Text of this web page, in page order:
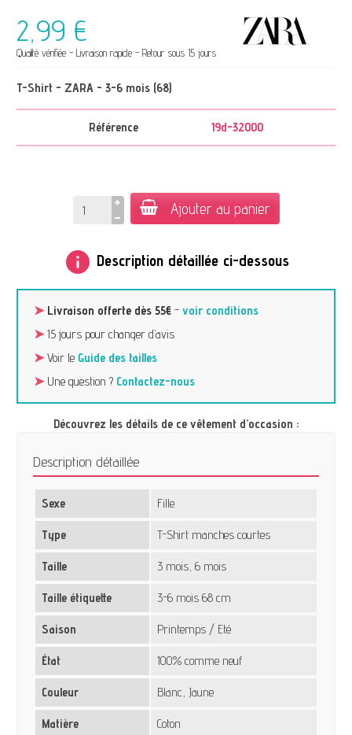
2,99 €
Qualité vérifiée - Livraison rapide - Retour sous 15 jours
T-Shirt - ZARA - 3-6 mois (68)
Référence 19d-32000
Ajouter au panier
info Description détaillée ci-dessous
➤ Livraison offerte dès 55€ -voir conditions
➤15 jours pour changer d’avis
➤Voir le Guide des tailles
➤Une question ? Contactez-nous
Découvrez les détails de ce vêtement d’occasion :
Description détaillée
Sexe Fille
Type T-Shirt manches courtes
Taille 3 mois, 6 mois
Taille étiquette 3-6 mois 68 cm
Saison Printemps / Eté
État 100% comme neuf
Couleur Blanc, Jaune
Matière Coton